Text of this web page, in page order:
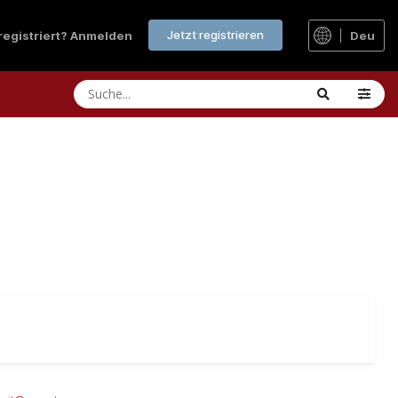
Anmelden Jetzt registrieren Deu